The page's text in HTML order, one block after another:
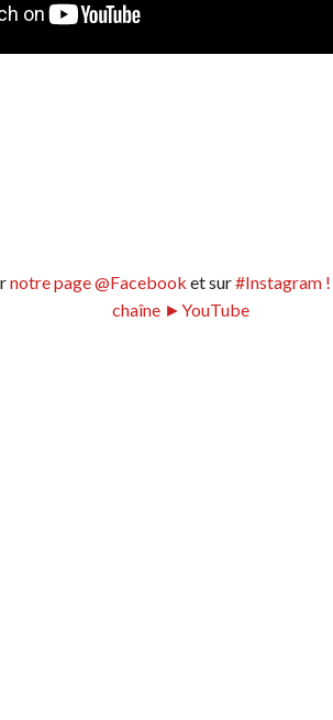
notre page @Facebook et sur#Instagram !
chaîne ►YouTube